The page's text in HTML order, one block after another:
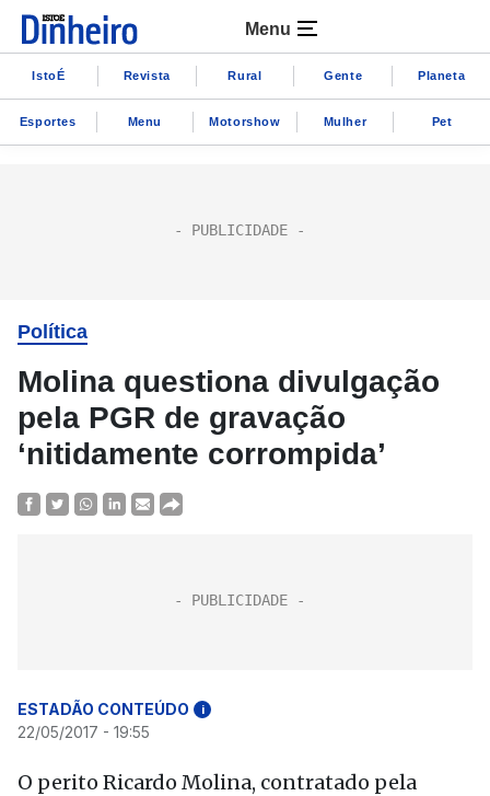
Menu
IstoÉ Revista Rural Gente Planeta
Esportes Menu Motorshow Mulher Pet
Política
Molina questiona divulgação
pela PGR de gravação
‘nitidamente corrompida’
ESTADÃO CONTEÚDO i
22/05/2017 - 19:55
O perito Ricardo Molina, contratado pela